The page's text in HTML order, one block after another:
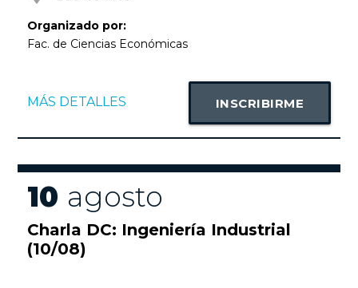
caso de lluvia, la actividad se trasladará al Hall
Organizado por:
Fac. de Ciencias Económicas
MÁS DETALLES INSCRIBIRME
10 agosto
Charla DC: Ingeniería Industrial
(10/08)